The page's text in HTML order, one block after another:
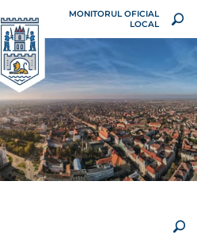
MONITORUL OFICIAL
LOCAL
×